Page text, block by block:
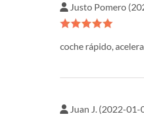
Justo Pomero
coche rápido,
Juan J. (2022-01-